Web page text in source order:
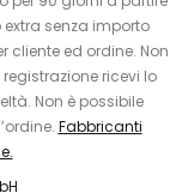
senza importo
ed ordine. Non
ricevi lo
Non è possibile
Fabbricanti